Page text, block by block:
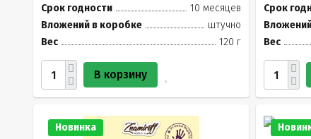
Срок годности
10 месяцев
Вложений в коробке
штучно
Вес
120 г
В корзину
Срок
Вес
Новинка